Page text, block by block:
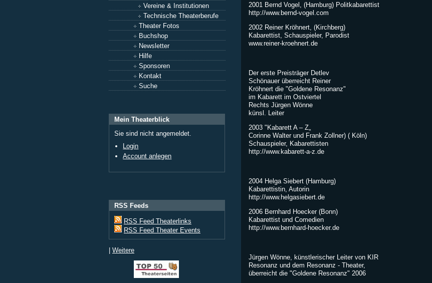
Vereine & Institutionen
Technische Theaterberufe
Theater Fotos
Buchshop
Newsletter
Hilfe
Sponsoren
Kontakt
Suche
Mein Theaterblick
Sie sind nicht angemeldet.
Login
Account anlegen
RSS Feeds
RSS Feed Theaterlinks
RSS Feed Theater Events
| Weitere
2001 Bernd Vogel, (Hamburg) Politkabarettist
http://www.bernd-vogel.com
2002 Reiner Kröhnert, (Kirchberg)
Kabarettist, Schauspieler, Parodist
www.reiner-kroehnert.de
Der erste Preisträger Detlev
Schönauer überreicht Reiner
Kröhnert die "Goldene Resonanz"
im Kabarett im Ostviertel
Rechts Jürgen Wönne
künsl. Leiter
2003 "Kabarett A – Z„
Corinne Walter und Frank Zollner) ( Köln)
Schauspieler, Kabarettisten
http://www.kabarett-a-z.de
2004 Helga Siebert (Hamburg)
Kabarettistin, Autorin
http://www.helgasiebert.de
2006 Bernhard Hoecker (Bonn)
Kabarettist und Comedien
http://www.bernhard-hoecker.de
Jürgen Wönne, künstlerischer Leiter von KIR
Resonanz und dem Resonanz - Theater,
überreicht die "Goldene Resonanz" 2006